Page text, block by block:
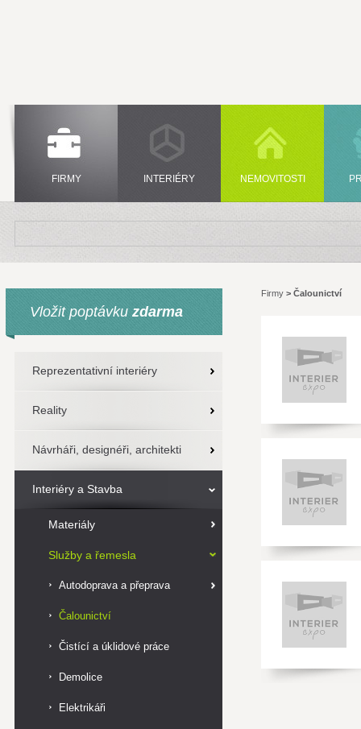
FIRMY INTERIÉRY NEMOVITOSTI
Vložit poptávku zdarma
Reprezentativní interiéry
Reality
Návrháři, designéři, architekti
Interiéry a Stavba
Materiály
Služby a řemesla
Autodoprava a přeprava
Čalounictví
Čistící a úklidové práce
Demolice
Elektrikáři
Firmy > Čalounictví